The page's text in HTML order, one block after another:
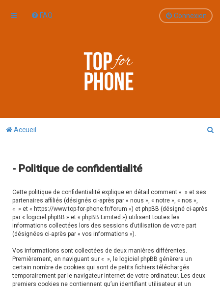
FAQ Connexion
Accueil
- Politique de confidentialité
Cette politique de confidentialité explique en détail comment « » et ses
partenaires affiliés (désignés ci-après par « nous », « notre », « nos »,
« » et « https://www.top-for-phone.fr/forum ») et phpBB (désigné ci-après
par « logiciel phpBB » et « phpBB Limited ») utilisent toutes les
informations collectées lors des sessions d’utilisation de votre part
(désignées ci-après par « vos informations »).
Vos informations sont collectées de deux manières différentes.
Premièrement, en naviguant sur « », le logiciel phpBB génèrera un
certain nombre de cookies qui sont de petits fichiers téléchargés
temporairement par le navigateur internet de votre ordinateur. Les deux
premiers cookies ne contiennent qu’un identifiant utilisateur et un